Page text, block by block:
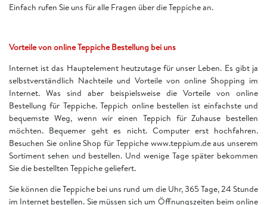
Einfach rufen Sie uns für alle Fragen über die Teppiche an.
Vorteile von online Teppiche Bestellung bei uns
Internet ist das Hauptelement heutzutage für unser Leben. Es gibt ja
selbstverständlich Nachteile und Vorteile von online Shopping im
Internet. Was sind aber beispielsweise die Vorteile von online
Bestellung für Teppiche. Teppich online bestellen ist einfachste und
bequemste Weg, wenn wir einen Teppich für Zuhause bestellen
möchten. Bequemer geht es nicht. Computer erst hochfahren.
Besuchen Sie online Shop für Teppiche www.teppium.de aus unserem
Sortiment sehen und bestellen. Und wenige Tage später bekommen
Sie die bestellten Teppiche geliefert.
Sie können die Teppiche bei uns rund um die Uhr, 365 Tage, 24 Stunde
im Internet bestellen. Sie müssen sich um Öffnungszeiten beim online